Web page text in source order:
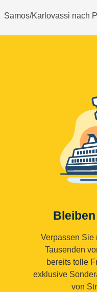
Samos/Karlovassi nach
Verpassen Sie
Tausenden
bereits tolle
exklusive
von